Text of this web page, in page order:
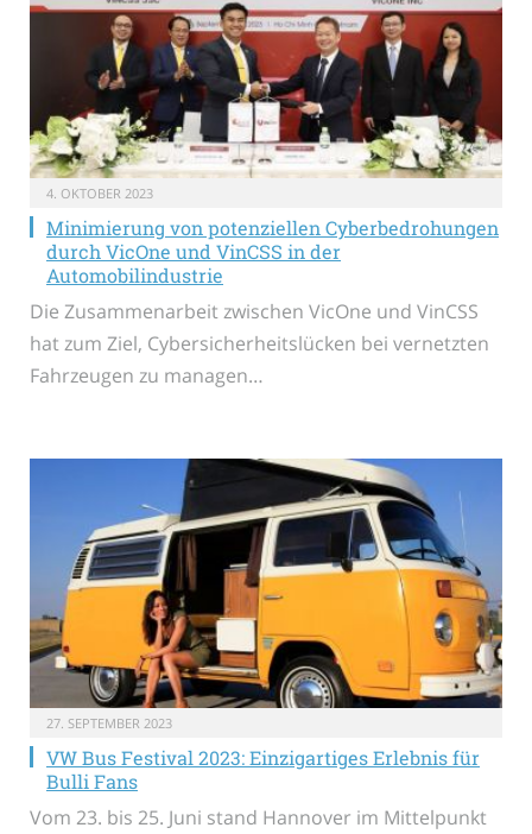
4. OKTOBER 2023
Minimierung von potenziellen Cyberbedrohungen
durch VicOne und VinCSS in der
Automobilindustrie
Die Zusammenarbeit zwischen VicOne und VinCSS
hat zum Ziel, Cybersicherheitslücken bei vernetzten
Fahrzeugen zu managen…
27. SEPTEMBER 2023
VW Bus Festival 2023: Einzigartiges Erlebnis für
Bulli Fans
Vom 23. bis 25. Juni stand Hannover im Mittelpunkt